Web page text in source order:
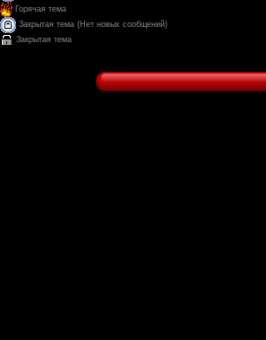
Горячая тема
Закрытая тема (Нет новых сообщений)
Закрытая тема